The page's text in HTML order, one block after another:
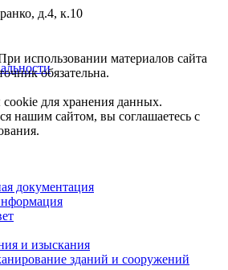
д.4, к.10
использовании материалов сайта
обязательна.
для хранения данных.
нашим сайтом, вы соглашаетесь с
документация
и изыскания
зданий и сооружений